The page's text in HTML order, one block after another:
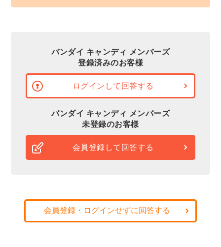
バンダイ キャンディ メンバーズ
登録済みのお客様
ログインして回答する
バンダイ キャンディ メンバーズ
未登録のお客様
会員登録して回答する
会員登録・ログインせずに回答する